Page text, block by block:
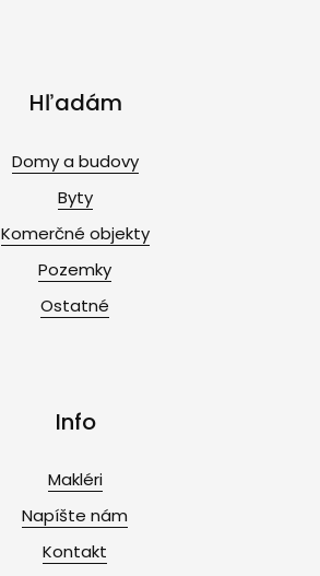
Hľadám
Domy a budovy
Byty
Komerčné objekty
Pozemky
Ostatné
Info
Makléri
Napíšte nám
Kontakt